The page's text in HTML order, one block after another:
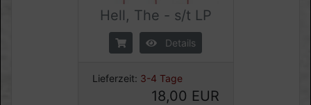
Hell, The - s/t LP
Details
Lieferzeit: 3-4 Tage
18,00 EUR